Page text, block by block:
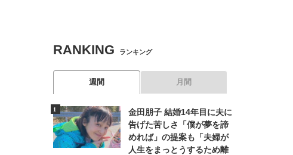
RANKING ランキング
週間 月間
金田朋子 結婚14年目に夫に
告げた苦しさ「僕が夢を諦
めれば」の提案も「夫婦が
人生をまっとうするため離